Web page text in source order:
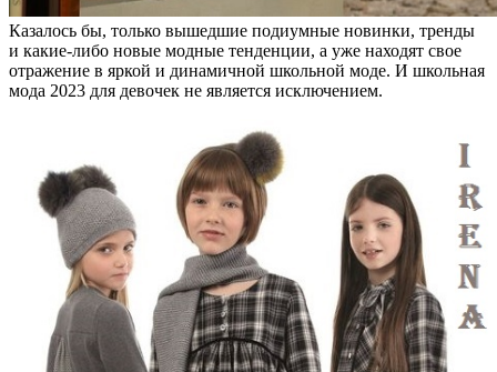
Казалось бы, только вышедшие подиумные новинки, тренды
и какие-либо новые модные тенденции, а уже находят свое
отражение в яркой и динамичной школьной моде. И школьная
мода 2023 для девочек не является исключением.